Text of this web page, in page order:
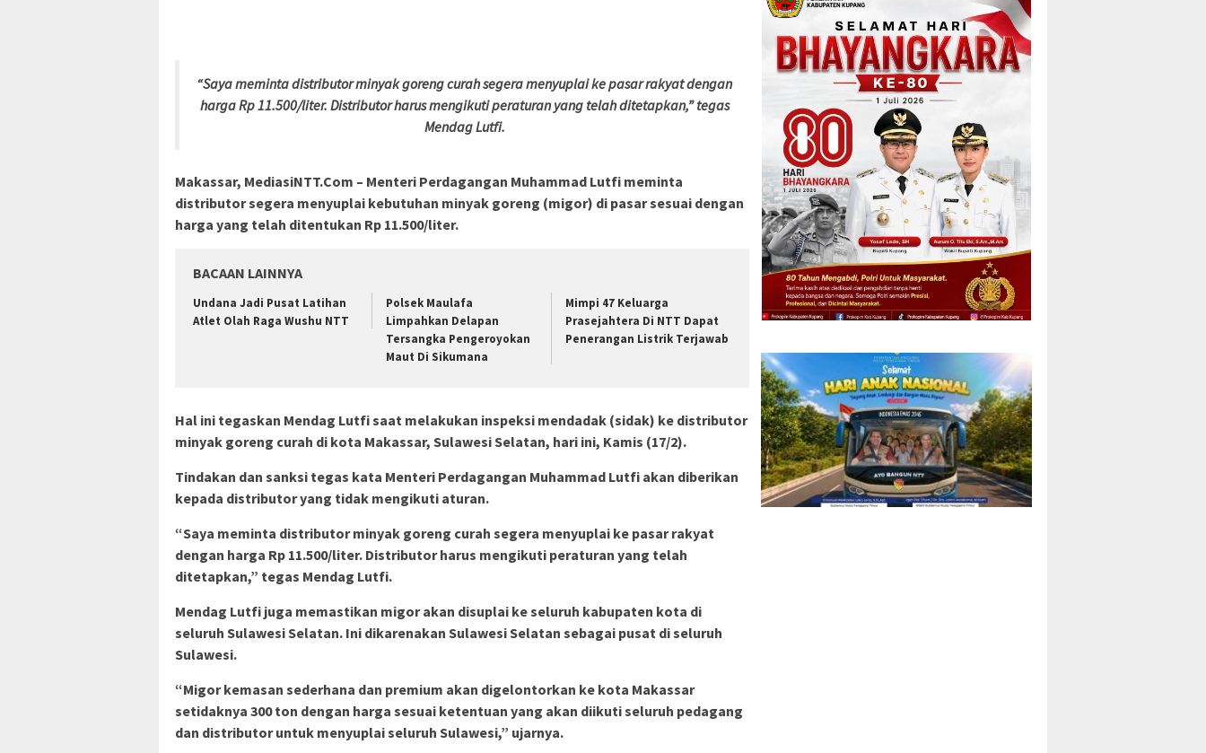
“Saya meminta distributor minyak goreng curah segera menyuplai ke pasar rakyat dengan
harga Rp 11.500/liter. Distributor harus mengikuti peraturan yang telah ditetapkan,” tegas
Mendag Lutfi.
Makassar, MediasiNTT.Com – Menteri Perdagangan Muhammad Lutfi meminta
distributor segera menyuplai kebutuhan minyak goreng (migor) di pasar sesuai dengan
harga yang telah ditentukan Rp 11.500/liter.
BACAAN LAINNYA
Undana Jadi Pusat Latihan
Atlet Olah Raga Wushu NTT
Polsek Maulafa
Limpahkan Delapan
Tersangka Pengeroyokan
Maut Di Sikumana
Mimpi 47 Keluarga
Prasejahtera Di NTT Dapat
Penerangan Listrik Terjawab
Hal ini tegaskan Mendag Lutfi saat melakukan inspeksi mendadak (sidak) ke distributor
minyak goreng curah di kota Makassar, Sulawesi Selatan, hari ini, Kamis (17/2).
Tindakan dan sanksi tegas kata Menteri Perdagangan Muhammad Lutfi akan diberikan
kepada distributor yang tidak mengikuti aturan.
“Saya meminta distributor minyak goreng curah segera menyuplai ke pasar rakyat
dengan harga Rp 11.500/liter. Distributor harus mengikuti peraturan yang telah
ditetapkan,” tegas Mendag Lutfi.
Mendag Lutfi juga memastikan migor akan disuplai ke seluruh kabupaten kota di
seluruh Sulawesi Selatan. Ini dikarenakan Sulawesi Selatan sebagai pusat di seluruh
Sulawesi.
“Migor kemasan sederhana dan premium akan digelontorkan ke kota Makassar
setidaknya 300 ton dengan harga sesuai ketentuan yang akan diikuti seluruh pedagang
dan distributor untuk menyuplai seluruh Sulawesi,” ujarnya.